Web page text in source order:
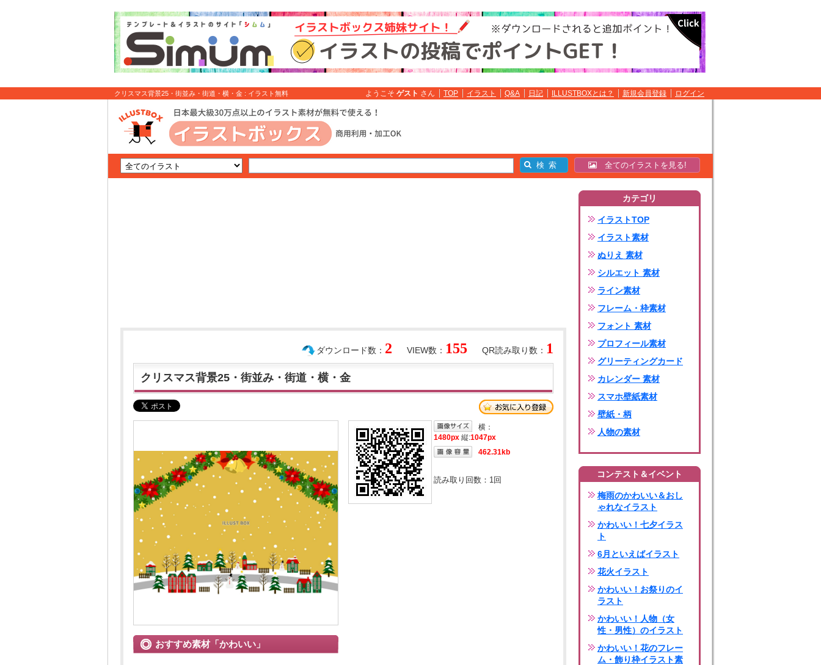
クリスマス背景25・街並み・街道・横・金 : イラスト無料 ようこそ ゲスト さん TOP イラスト Q&A 日記 ILLUSTBOXとは？ 新規会員登録 ログイン
全てのイラストを見る!
QR読み取り数： 1
VIEW数： 155
ダウンロード数： 2
クリスマス背景25・街並み・街道・横・金
おすすめ素材「かわいい」
横：
1480px 縦:1047px
462.31kb
読み取り回数： 1回
カテゴリ
イラストTOP
イラスト素材
ぬりえ 素材
シルエット 素材
ライン素材
フレーム・枠素材
フォント 素材
プロフィール素材
グリーティングカード
カレンダー 素材
スマホ壁紙素材
壁紙・柄
人物の素材
コンテスト＆イベント
梅雨のかわいい＆おし
ゃれなイラスト
かわいい！七夕イラス
ト
6月といえばイラスト
花火イラスト
かわいい！お祭りのイ
ラスト
かわいい！人物（女
性・男性）のイラスト
かわいい！花のフレー
ム・飾り枠イラスト素